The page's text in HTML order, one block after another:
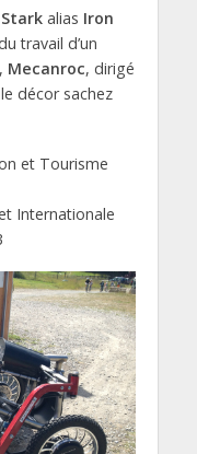
alias Iron
travail d’un
Mecanroc, dirigé
décor sachez
et Tourisme
Internationale